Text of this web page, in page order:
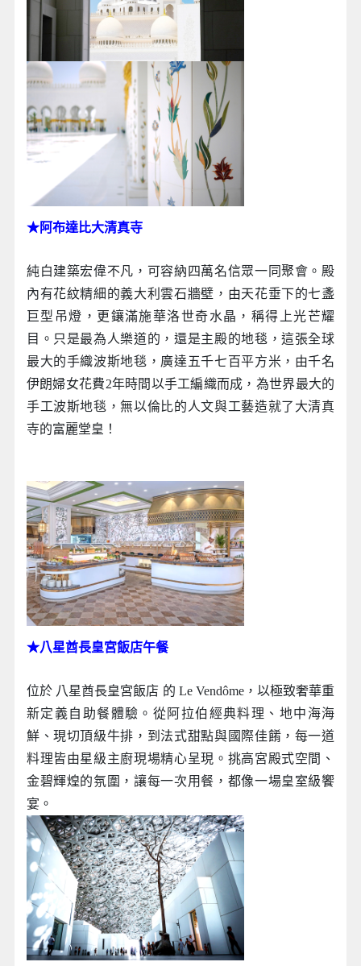
★阿布達比大清真寺
純白建築宏偉不凡，可容納四萬名信眾一同聚會。殿
內有花紋精細的義大利雲石牆壁，由天花垂下的七盞
巨型吊燈，更鑲滿施華洛世奇水晶，稱得上光芒耀
目。只是最為人樂道的，還是主殿的地毯，這張全球
最大的手織波斯地毯，廣達五千七百平方米，由千名
伊朗婦女花費2年時間以手工編織而成，為世界最大的
手工波斯地毯，無以倫比的人文與工藝造就了大清真
寺的富麗堂皇！
★八星酋長皇宮飯店午餐
位於 八星酋長皇宮飯店 的 Le Vendôme，以極致奢華重
新定義自助餐體驗。從阿拉伯經典料理、地中海海
鮮、現切頂級牛排，到法式甜點與國際佳餚，每一道
料理皆由星級主廚現場精心呈現。挑高宮殿式空間、
金碧輝煌的氛圍，讓每一次用餐，都像一場皇室級饗
宴。